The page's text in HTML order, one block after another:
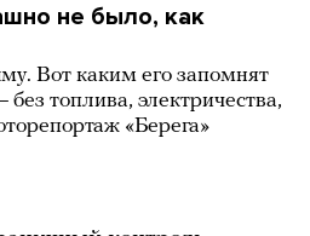
не было, как
Вот каким его запомнят
топлива, электричества,
«Берега»